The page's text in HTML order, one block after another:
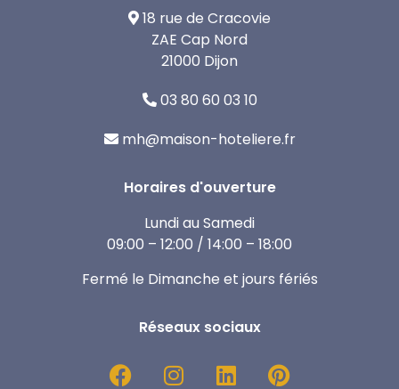
18 rue de Cracovie
ZAE Cap Nord
21000 Dijon
03 80 60 03 10
mh@maison-hoteliere.fr
Horaires d'ouverture
Lundi au Samedi
09:00 – 12:00 / 14:00 – 18:00
Fermé le Dimanche et jours fériés
Réseaux sociaux